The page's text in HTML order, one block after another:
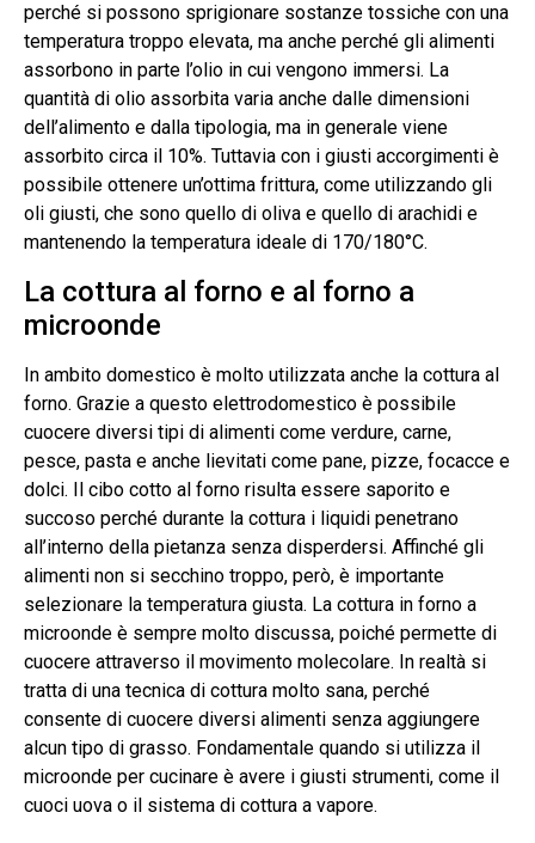
perché si possono sprigionare sostanze tossiche con una
temperatura troppo elevata, ma anche perché gli alimenti
assorbono in parte l’olio in cui vengono immersi. La
quantità di olio assorbita varia anche dalle dimensioni
dell’alimento e dalla tipologia, ma in generale viene
assorbito circa il 10%. Tuttavia con i giusti accorgimenti è
possibile ottenere un’ottima frittura, come utilizzando gli
oli giusti, che sono quello di oliva e quello di arachidi e
mantenendo la temperatura ideale di 170/180°C.
La cottura al forno e al forno a
microonde
In ambito domestico è molto utilizzata anche la cottura al
forno. Grazie a questo elettrodomestico è possibile
cuocere diversi tipi di alimenti come verdure, carne,
pesce, pasta e anche lievitati come pane, pizze, focacce e
dolci. Il cibo cotto al forno risulta essere saporito e
succoso perché durante la cottura i liquidi penetrano
all’interno della pietanza senza disperdersi. Affinché gli
alimenti non si secchino troppo, però, è importante
selezionare la temperatura giusta. La cottura in forno a
microonde è sempre molto discussa, poiché permette di
cuocere attraverso il movimento molecolare. In realtà si
tratta di una tecnica di cottura molto sana, perché
consente di cuocere diversi alimenti senza aggiungere
alcun tipo di grasso. Fondamentale quando si utilizza il
microonde per cucinare è avere i giusti strumenti, come il
cuoci uova o il sistema di cottura a vapore.